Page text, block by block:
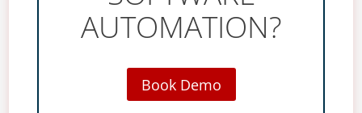
AUTOMATION?
Book Demo